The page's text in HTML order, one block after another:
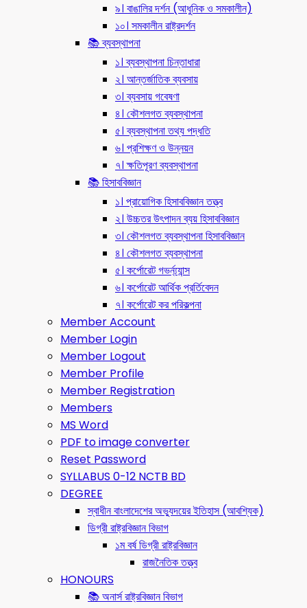
৯। বাঙালির দর্শন (আধুনিক ও সমকালীন)
১০। সমকালীন রাষ্ট্রদর্শন
📚 ব্যবস্থাপনা
১। ব্যবস্থাপনা চিন্তাধারা
২। আন্তর্জাতিক ব্যবসায়
৩। ব্যবসায় গবেষণা
৪। কৌশলগত ব্যবস্থাপনা
৫। ব্যবস্থাপনা তথ্য পদ্ধতি
৬। প্রশিক্ষণ ও উন্নয়ন
৭। ক্ষতিপূরণ ব্যবস্থাপনা
📚 হিসাববিজ্ঞান
১। প্রায়োগিক হিসাববিজ্ঞান তত্ত্ব
২। উচ্চতর উৎপাদন ব্যয় হিসাববিজ্ঞান
৩। কৌশলগত ব্যবস্থাপনা হিসাববিজ্ঞান
৪। কৌশলগত ব্যবস্থাপনা
৫। কর্পোরেট গভর্ন্য্যান্স
৬। কর্পোরেট আর্থিক প্রর্তিবেদন
৭। কর্পোরেট কর পরিকল্পনা
Member Account
Member Login
Member Logout
Member Profile
Member Registration
Members
MS Word
PDF to image converter
Reset Password
SYLLABUS 0-12 NCTB BD
DEGREE
স্বাধীন বাংলাদেশের অভ্যুদয়ের ইতিহাস (আবশ্যিক)
ডিগ্রী রাষ্ট্রবিজ্ঞান বিভাগ
১ম বর্ষ ডিগ্রী রাষ্ট্রবিজ্ঞান
রাজনৈতিক তত্ত্ব
HONOURS
📚 অনার্স রাষ্ট্রবিজ্ঞান বিভাগ